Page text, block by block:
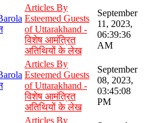
Articles By
Esteemed Guests
of Uttarakhand -
विशेष आमंत्रित
अतिथियों के लेख
September
11, 2023,
06:39:36
AM
Articles By
Esteemed Guests
of Uttarakhand -
विशेष आमंत्रित
अतिथियों के लेख
September
08, 2023,
03:45:08
PM
Articles By